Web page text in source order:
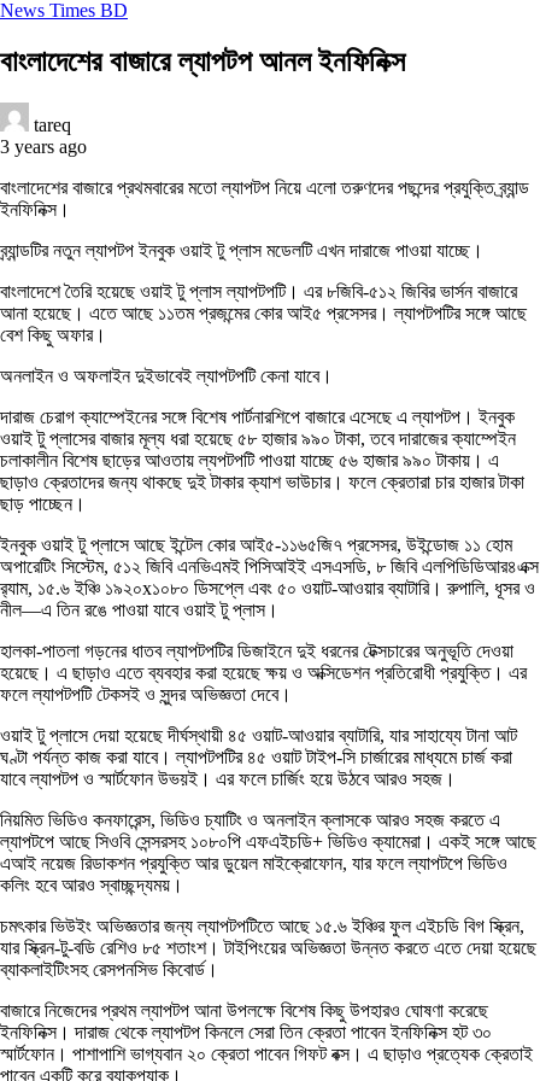
News Times BD
বাংলাদেশের বাজারে ল্যাপটপ আনল ইনফিনিক্স
tareq
3 years ago
বাংলাদেশের বাজারে প্রথমবারের মতো ল্যাপটপ নিয়ে এলো তরুণদের পছন্দের প্রযুক্তি ব্র্যান্ড
ইনফিনিক্স।
ব্র্যান্ডটির নতুন ল্যাপটপ ইনবুক ওয়াই টু প্লাস মডেলটি এখন দারাজে পাওয়া যাচ্ছে।
বাংলাদেশে তৈরি হয়েছে ওয়াই টু প্লাস ল্যাপটপটি। এর ৮জিবি-৫১২ জিবির ভার্সন বাজারে
আনা হয়েছে। এতে আছে ১১তম প্রজন্মের কোর আই৫ প্রসেসর। ল্যাপটপটির সঙ্গে আছে
বেশ কিছু অফার।
অনলাইন ও অফলাইন দুইভাবেই ল্যাপটপটি কেনা যাবে।
দারাজ চেরাগ ক্যাম্পেইনের সঙ্গে বিশেষ পার্টনারশিপে বাজারে এসেছে এ ল্যাপটপ। ইনবুক
ওয়াই টু প্লাসের বাজার মূল্য ধরা হয়েছে ৫৮ হাজার ৯৯০ টাকা, তবে দারাজের ক্যাম্পেইন
চলাকালীন বিশেষ ছাড়ের আওতায় ল্যপটপটি পাওয়া যাচ্ছে ৫৬ হাজার ৯৯০ টাকায়। এ
ছাড়াও ক্রেতাদের জন্য থাকছে দুই টাকার ক্যাশ ভাউচার। ফলে ক্রেতারা চার হাজার টাকা
ছাড় পাচ্ছেন।
ইনবুক ওয়াই টু প্লাসে আছে ইন্টেল কোর আই৫-১১৬৫জি৭ প্রসেসর, উইন্ডোজ ১১ হোম
অপারেটিং সিস্টেম, ৫১২ জিবি এনভিএমই পিসিআইই এসএসডি, ৮ জিবি এলপিডিডিআর৪এক্স
র‌্যাম, ১৫.৬ ইঞ্চি ১৯২০x১০৮০ ডিসপ্লে এবং ৫০ ওয়াট-আওয়ার ব্যাটারি। রুপালি, ধূসর ও
নীল—এ তিন রঙে পাওয়া যাবে ওয়াই টু প্লাস।
হালকা-পাতলা গড়নের ধাতব ল্যাপটপটির ডিজাইনে দুই ধরনের টেক্সচারের অনুভূতি দেওয়া
হয়েছে। এ ছাড়াও এতে ব্যবহার করা হয়েছে ক্ষয় ও অক্সিডেশন প্রতিরোধী প্রযুক্তি। এর
ফলে ল্যাপটপটি টেকসই ও সুন্দর অভিজ্ঞতা দেবে।
ওয়াই টু প্লাসে দেয়া হয়েছে দীর্ঘস্থায়ী ৪৫ ওয়াট-আওয়ার ব্যাটারি, যার সাহায্যে টানা আট
ঘণ্টা পর্যন্ত কাজ করা যাবে। ল্যাপটপটির ৪৫ ওয়াট টাইপ-সি চার্জারের মাধ্যমে চার্জ করা
যাবে ল্যাপটপ ও স্মার্টফোন উভয়ই। এর ফলে চার্জিং হয়ে উঠবে আরও সহজ।
নিয়মিত ভিডিও কনফারেন্স, ভিডিও চ্যাটিং ও অনলাইন ক্লাসকে আরও সহজ করতে এ
ল্যাপটপে আছে সিওবি সেন্সরসহ ১০৮০পি এফএইচডি+ ভিডিও ক্যামেরা। একই সঙ্গে আছে
এআই নয়েজ রিডাকশন প্রযুক্তি আর ডুয়েল মাইক্রোফোন, যার ফলে ল্যাপটপে ভিডিও
কলিং হবে আরও স্বাচ্ছন্দ্যময়।
চমৎকার ভিউইং অভিজ্ঞতার জন্য ল্যাপটপটিতে আছে ১৫.৬ ইঞ্চির ফুল এইচডি বিগ স্ক্রিন,
যার স্ক্রিন-টু-বডি রেশিও ৮৫ শতাংশ। টাইপিংয়ের অভিজ্ঞতা উন্নত করতে এতে দেয়া হয়েছে
ব্যাকলাইটিংসহ রেসপনসিভ কিবোর্ড।
বাজারে নিজেদের প্রথম ল্যাপটপ আনা উপলক্ষে বিশেষ কিছু উপহারও ঘোষণা করেছে
ইনফিনিক্স। দারাজ থেকে ল্যাপটপ কিনলে সেরা তিন ক্রেতা পাবেন ইনফিনিক্স হট ৩০
স্মার্টফোন। পাশাপাশি ভাগ্যবান ২০ ক্রেতা পাবেন গিফট বক্স। এ ছাড়াও প্রত্যেক ক্রেতাই
পাবেন একটি করে ব্যাকপ্যাক।